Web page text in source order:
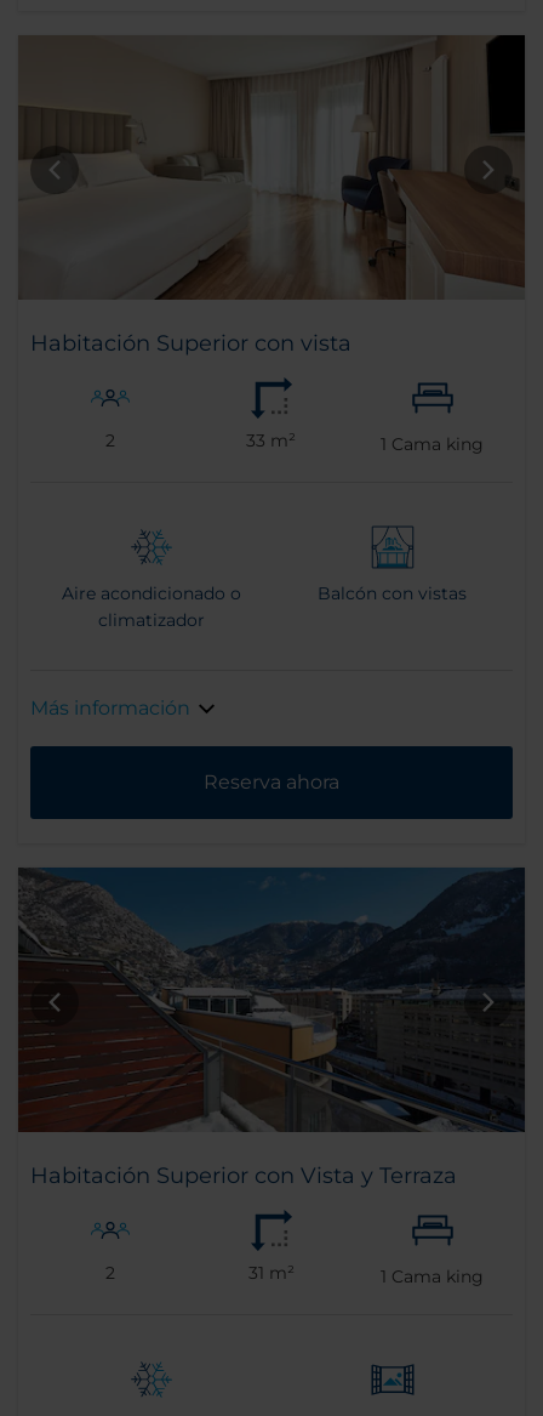
Habitación Superior con vista
2 33 m² 1 Cama king
Aire acondicionado o
climatizador
Balcón con vistas
Más información
Reserva ahora
Habitación Superior con Vista y Terraza
2 31 m² 1 Cama king